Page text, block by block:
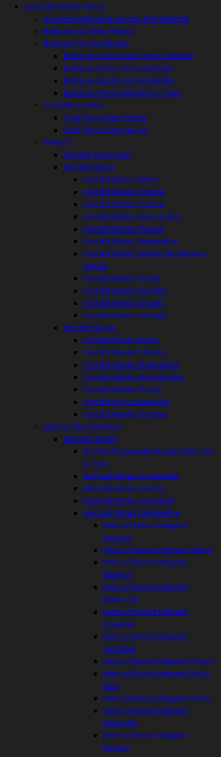
Articole Nunta-Botez
Accesorii Baloane pentru Evenimente
Baloane cu Heliu Ploiesti
Baloane Personalizate
Baloane Aniversare Personalizate
Baloane Botez Personalizate
Baloane Nunta Personalizate
Baloane Personalizate cu Logo
Cutii Plicuri Bani
Cutii Plicuri Bani Botez
Cutii Plicuri Bani Nunta
Invitatii
Invitatii Aniversari
Invitatii Botez
Invitatii Botez Balon
Invitatii Botez Clasice
Invitatii Botez Cutiuta
Invitatii Botez Electronice
Invitatii Botez Fluture
Invitatii Botez Magnetice
Invitatii Botez Minnie Sau Mickey
Mouse
Invitatii Botez Puzzle
Invitatii Botez Rochita
Invitatii Botez Ursulet
Invitatii Botez Vintage
Invitatii Nunta
Invitatii Nunta Balon
Invitatii Nunta Clasice
Invitatii Nunta Magnetice
Invitatii Nunta Motocicleta
Invitatii Nunta Puzzle
Invitatii nunta speciale
Invitatii Nunta Vintage
Marturii Nunta Botez
Marturii Botez
Artificii Personalizate Aprinde-ma
la Tort
Marturii Botez Crosetate
Marturii Botez Iconite
Marturii Botez Lumanari
Marturii Botez Magnetice
Marturii Botez Magnet
Ancora
Marturii Botez Magnet Balon
Marturii Botez Magnet
Biberon
Marturii Botez Magnet
Buburuza
Marturii Botez Magnet
Carucior
Marturii Botez Magnet
Fantezie
Marturii Botez Magnet Floare
Marturii Botez Magnet Hello
Kitty
Marturii Botez Magnet Inima
Marturii Botez Magnet
Masinuta
Marturii Botez Magnet
Norisor